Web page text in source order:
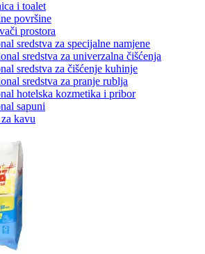
i toalet
površine
prostora
sredstva za specijalne namjene
sredstva za univerzalna čišćenja
sredstva za čišćenje kuhinje
sredstva za pranje rublja
hotelska kozmetika i pribor
sapuni
kavu